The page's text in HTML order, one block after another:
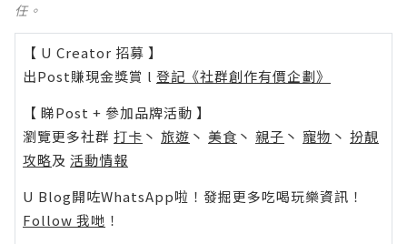
任。
【 U Creator 招募 】
出Post賺現金獎賞 l 登記《社群創作有價企劃》
【 睇Post + 參加品牌活動 】
瀏覽更多社群 打卡 丶 旅遊 丶 美食 丶 親子 丶 寵物 丶 扮靚
攻略及 活動情報
U Blog開咗WhatsApp啦！發掘更多吃喝玩樂資訊！
Follow 我哋 ！